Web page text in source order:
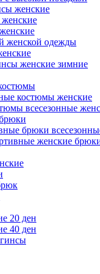
женские
женской одежды
женские зимние
костюмы женские
всесезонные
брюки
женские
20 ден
40 ден